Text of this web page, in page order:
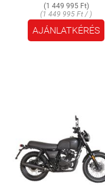
(1 449 995 Ft)
(1 449 995 Ft / )
AJÁNLATKÉRÉS